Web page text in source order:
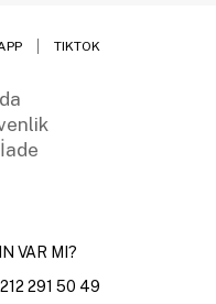
TIKTOK
VAR MI?
291 50 49